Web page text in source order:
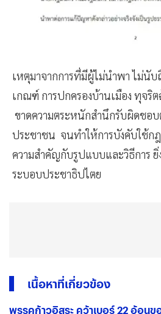
เหตุมาจากการที่มีผู้ไม่นำพา ไม่นับ
เกณฑ์ การปกครองบ้านเมือง ทุจริ
ขาดความตระหนักสำนึกรับผิดชอ
ประชาชน จนทำให้การบังคับใช้ก
ความสำคัญกับรูปแบบและวิธีการ
ระบอบประชาธิปไตย
เนื้อหาที่เกี่ยวข้อง
พรรคก้าวอิสระ คว้าเบอร์ 22 อ้อน